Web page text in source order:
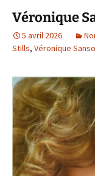
Véronique
5 avril 2026
Stills, Véronique